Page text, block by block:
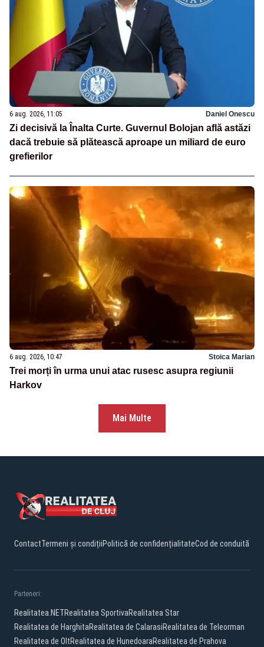
6 aug. 2026, 11:05 Daniel Onescu
Zi decisivă la Înalta Curte. Guvernul Bolojan află astăzi
dacă trebuie să plătească aproape un miliard de euro
grefierilor
6 aug. 2026, 10:47 Stoica Marian
Trei morți în urma unui atac rusesc asupra regiunii
Harkov
Mai Multe
ContactTermeni și condițiiPolitică de confidențialitateCod de conduită
Parteneri:
Realitatea.NETRealitatea SportivaRealitatea Star
Realitatea de HarghitaRealitatea de CalarasiRealitatea de Teleorman
Realitatea de OltRealitatea de HunedoaraRealitatea de Prahova